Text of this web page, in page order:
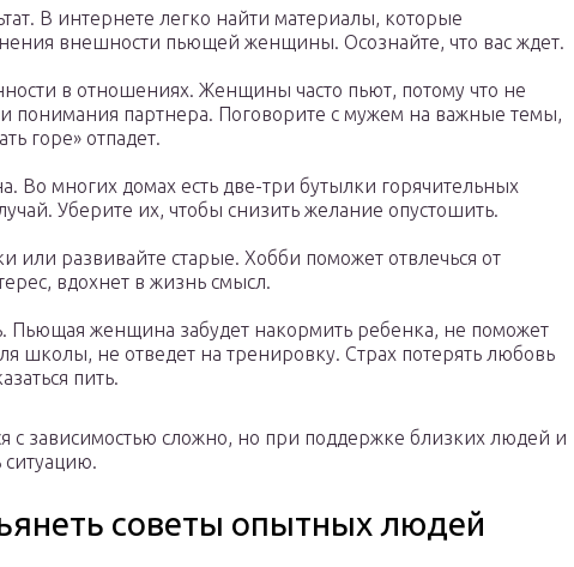
В интернете легко найти материалы, которые
внешности пьющей женщины. Осознайте, что вас ждет.
в отношениях. Женщины часто пьют, потому что не
понимания партнера. Поговорите с мужем на важные темы,
горе» отпадет.
Во многих домах есть две-три бутылки горячительных
Уберите их, чтобы снизить желание опустошить.
или развивайте старые. Хобби поможет отвлечься от
вдохнет в жизнь смысл.
Пьющая женщина забудет накормить ребенка, не поможет
школы, не отведет на тренировку. Страх потерять любовь
пить.
с зависимостью сложно, но при поддержке близких людей и
ситуацию.
советы опытных людей